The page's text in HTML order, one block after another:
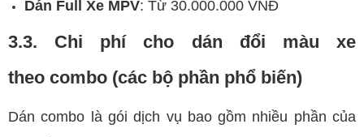
Dán Full Xe MPV: Từ 30.000.000 VNĐ
3.3. Chi phí cho dán đổi màu xe
theo combo (các bộ phần phổ biến)
Dán combo là gói dịch vụ bao gồm nhiều phần của